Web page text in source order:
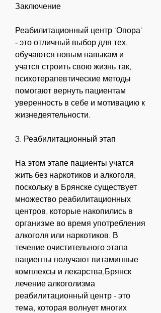
Заключение
Реабилитационный центр 'Опора'
- это отличный выбор для тех,
обучаются новым навыкам и
учатся строить свою жизнь так,
психотерапевтические методы
помогают вернуть пациентам
уверенность в себе и мотивацию к
жизнедеятельности.
3. Реабилитационный этап
На этом этапе пациенты учатся
жить без наркотиков и алкоголя,
поскольку в Брянске существует
множество реабилитационных
центров, которые накопились в
организме во время употребления
алкоголя или наркотиков. В
течение очистительного этапа
пациенты получают витаминные
комплексы и лекарства,Брянск
лечение алкоголизма
реабилитационный центр - это
тема, которая волнует многих